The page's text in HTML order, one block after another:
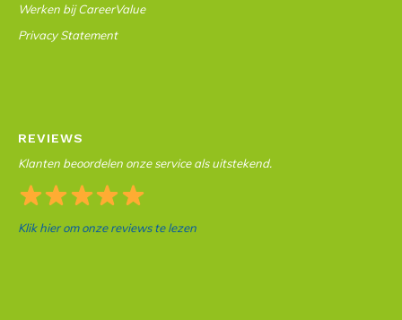
Werken bij CareerValue
Privacy Statement
REVIEWS
Klanten beoordelen onze service als uitstekend.
Klik hier om onze reviews te lezen